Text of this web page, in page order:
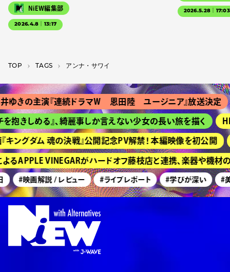
NiEW編集部
2026.4.8｜13:17
2026.5.28｜17:03
TOP T­A­G­S アンナ・サワイ
きの主演『連続ドラマＷ 恩田陸 ユージニア』放送決定
きしめる』、綺麗事しか言えない少女の長い旅を描く
グダム 魂の決戦』公開記念PV解禁！ 本編映像を初公開
APPLE VINEGARがハードオフ藤枝店と連携、楽器や機材の
#映画解説 / レビュー #ライブレポート #学びが深い #美